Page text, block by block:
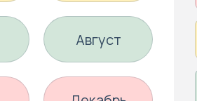
Август